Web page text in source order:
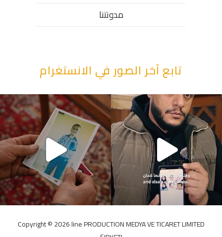
مدونتنا
تابع آخر الصور في الانستغرام
“وقت بيمرق العيد.. ببكي.” ف
Copyright ©️ 2026 line PRODUCTION MEDYA VE TICARET LIMITED